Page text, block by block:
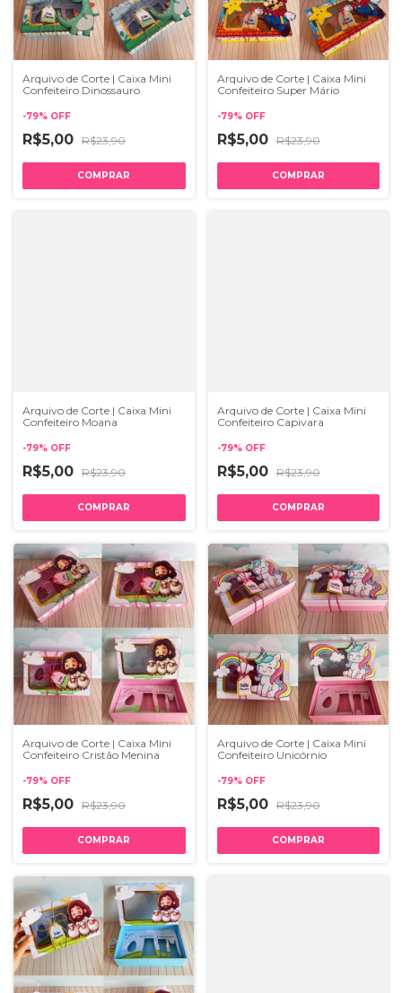
Arquivo de Corte | Caixa Mini
Confeiteiro Dinossauro
-79% OFF
R$5,00 R$23,90
Arquivo de Corte | Caixa Mini
Confeiteiro Super Mário
-79% OFF
R$5,00 R$23,90
Arquivo de Corte | Caixa Mini
Confeiteiro Moana
-79% OFF
R$5,00 R$23,90
Arquivo de Corte | Caixa Mini
Confeiteiro Capivara
-79% OFF
R$5,00 R$23,90
Arquivo de Corte | Caixa Mini
Confeiteiro Cristão Menina
-79% OFF
R$5,00 R$23,90
Arquivo de Corte | Caixa Mini
Confeiteiro Unicórnio
-79% OFF
R$5,00 R$23,90